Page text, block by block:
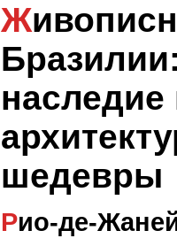
Живописные города
наследие
шедевры
Рио-де-